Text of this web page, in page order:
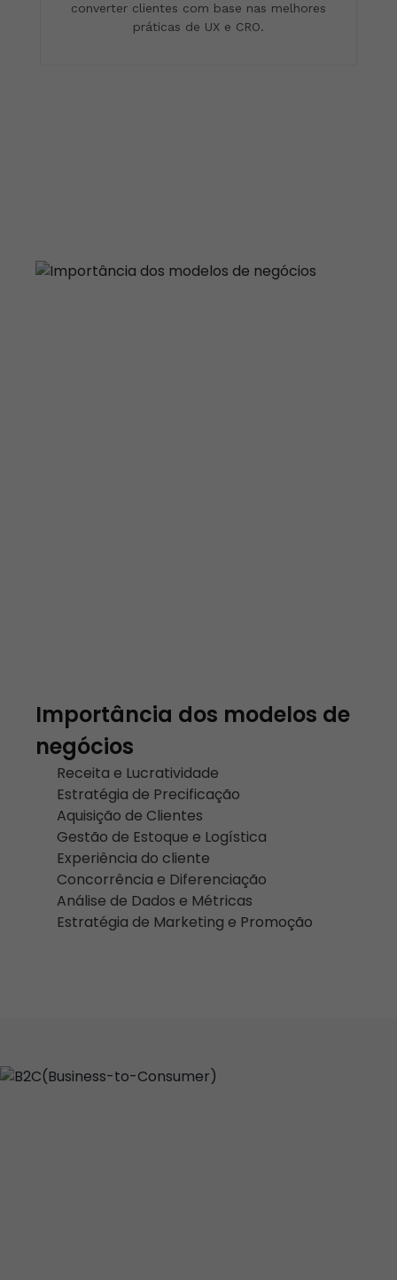
converter clientes com base nas melhores
práticas de UX e CRO.
Importância dos modelos de
negócios
Receita e Lucratividade
Estratégia de Precificação
Aquisição de Clientes
Gestão de Estoque e Logística
Experiência do cliente
Concorrência e Diferenciação
Análise de Dados e Métricas
Estratégia de Marketing e Promoção